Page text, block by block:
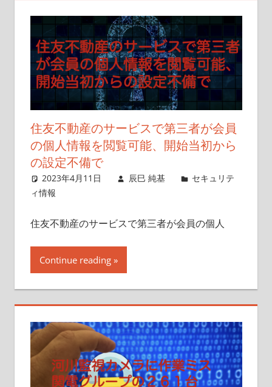
住友不動産のサービスで第三者が会員
の個人情報を閲覧可能、開始当初から
の設定不備で
2023年4月11日 辰巳 純基
セキュリテ
ィ情報
住友不動産のサービスで第三者が会員の個人
Continue reading